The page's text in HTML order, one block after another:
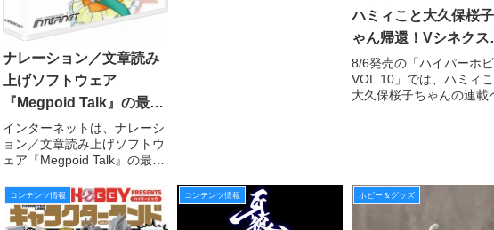
ナレーション／文章読み
上げソフトウェア
『Megpoid Talk』の最新
バージョン（1.00.5）を
公開！ 8月31日までは、
2016サマーキャンペーン
で３０％OFF！
インターネットは、ナレーシ
ョン／文章読み上げソフトウ
ェア『Megpoid Talk』の最新
した。最新バージョンでは、
汎用性のある男性の声と女性
の声の2ライブラリを追加、
ハミィこと大久保桜
ゃん帰還！Vシネクス
「宇宙戦隊キュウレ
ャー VS スペース・ス
ワッド」より坂本浩
8/6発売の「ハイパーホ
VOL.10」では、ハミィこ
大久保桜子ちゃんの連載
コンテンツ情報 コンテンツ情報 ホビー＆グッズ